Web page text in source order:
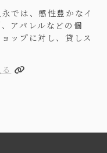
では、感性豊かなイ
アパレルなどの個
ップに対し、貸しス